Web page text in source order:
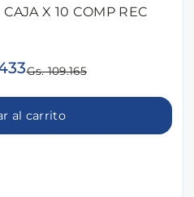
36 20MG CAJA X 10 COMP REC
Gs. 109.165
al carrito